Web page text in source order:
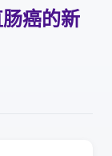
癌的新